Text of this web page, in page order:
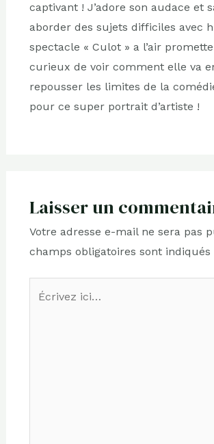
captivant ! J’adore son audace et
aborder des sujets difficiles avec
spectacle « Culot » a l’air
curieux de voir comment elle va
repousser les limites de la
pour ce super portrait d’artiste !
Laisser un
Votre adresse e-mail ne sera pas
champs obligatoires sont indiqués